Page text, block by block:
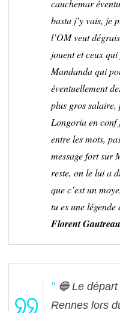
cauchemar
basta j’y vais, je
l’OM veut
jouent et ceux
Mandanda qui
éventuellement
plus gros salaire,
Longoria en conf
entre les mots,
message fort sur
reste, on le lui a
que c’est un
tu es une
Florent Gautreau
🔵 Le
Rennes lors